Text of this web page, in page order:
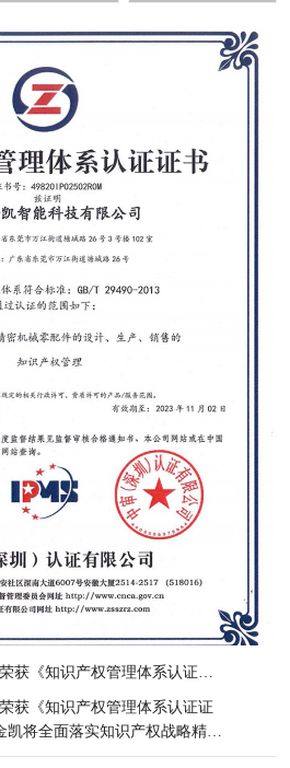
2020年11月金凯荣获《知识产权管理体系认证证书》
获《知识产权管理体系认证证
凯将全面落实知识产权战略精
产权竞争态势，有效提高知识